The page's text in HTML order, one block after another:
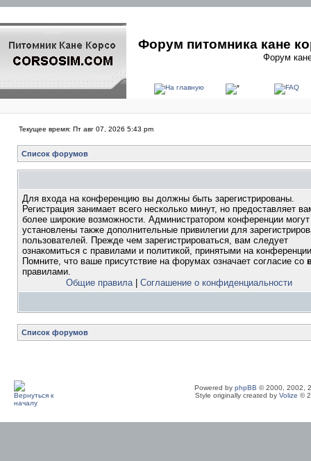
Форум питомника кане
Форум
Текущее время: Пт авг 07, 2026 5:43 pm
Список форумов
Для входа на конференцию вы должны быть зарегистрированы.
Регистрация занимает всего несколько минут, но предоставляет
более широкие возможности. Администратором конференции
установлены также дополнительные привилегии для
пользователей. Прежде чем зарегистрироваться, вам следует
ознакомиться с правилами и политикой, принятыми на
Помните, что ваше присутствие на форумах означает согласие со
правилами.
Общие правила| Соглашение о конфиденциальности
Список форумов
Powered by phpBB © 2000, 2002,
Style originally created by Volize ©